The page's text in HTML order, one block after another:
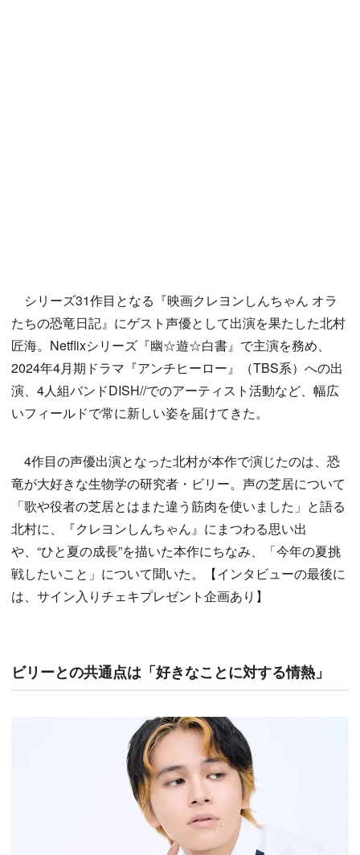
シリーズ31作目となる『映画クレヨンしんちゃん オラ
たちの恐竜日記』にゲスト声優として出演を果たした北村
匠海。Netflixシリーズ『幽☆遊☆白書』で主演を務め、
2024年4月期ドラマ『アンチヒーロー』（TBS系）への出
演、4人組バンドDISH//でのアーティスト活動など、幅広
いフィールドで常に新しい姿を届けてきた。
4作目の声優出演となった北村が本作で演じたのは、恐
竜が大好きな生物学の研究者・ビリー。声の芝居について
「歌や役者の芝居とはまた違う筋肉を使いました」と語る
北村に、『クレヨンしんちゃん』にまつわる思い出
や、“ひと夏の成長”を描いた本作にちなみ、「今年の夏挑
戦したいこと」について聞いた。【インタビューの最後に
は、サイン入りチェキプレゼント企画あり】
ビリーとの共通点は「好きなことに対する情熱」